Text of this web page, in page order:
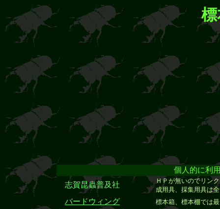
個人的に利
志賀昆蟲普及社
ＨＰが無いのでリン
成用具、採集用具は
バードウィング 標本箱、標本棚では